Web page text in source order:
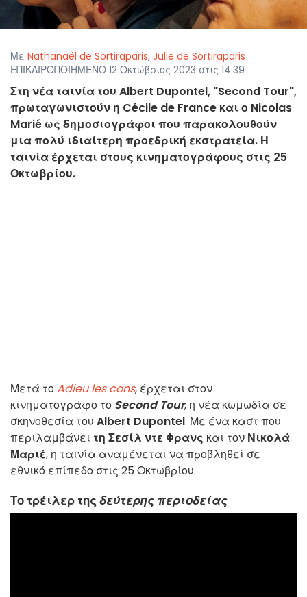
Με Nathanaël de Sortiraparis, Julie de Sortiraparis ·
ΕΠΙΚΑΙΡΟΠΟΙΗΜΕΝΟ 12 Οκτώβριος 2023 στις 14:39
Στη νέα ταινία του Albert Dupontel, "Second Tour",
πρωταγωνιστούν η Cécile de France και ο Nicolas
Marié ως δημοσιογράφοι που παρακολουθούν
μια πολύ ιδιαίτερη προεδρική εκστρατεία. Η
ταινία έρχεται στους κινηματογράφους στις 25
Οκτωβρίου.
Μετά τοAdieu les cons, έρχεται στον
κινηματογράφο το Second Tour, η νέα κωμωδία σε
σκηνοθεσία του Albert Dupontel. Με ένα καστ που
περιλαμβάνει τη Σεσίλ ντε Φρανς και τον Νικολά
Μαριέ, η ταινία αναμένεται να προβληθεί σε
εθνικό επίπεδο στις 25 Οκτωβρίου.
Το τρέιλερ τηςδεύτερης περιοδείας